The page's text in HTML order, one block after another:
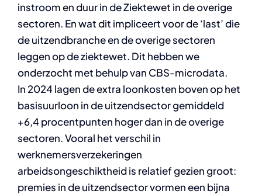
instroom en duur in de Ziektewet in de overige
sectoren. En wat dit impliceert voor de ‘last’ die
de uitzendbranche en de overige sectoren
leggen op de ziektewet. Dit hebben we
onderzocht met behulp van CBS-microdata.
In 2024 lagen de extra loonkosten boven op het
basisuurloon in de uitzendsector gemiddeld
+6,4 procentpunten hoger dan in de overige
sectoren. Vooral het verschil in
werknemersverzekeringen
arbeidsongeschiktheid is relatief gezien groot:
premies in de uitzendsector vormen een bijna